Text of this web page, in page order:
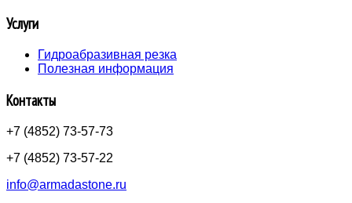
Услуги
Гидроабразивная резка
Полезная информация
Контакты
+7 (4852) 73-57-73
+7 (4852) 73-57-22
info@armadastone.ru